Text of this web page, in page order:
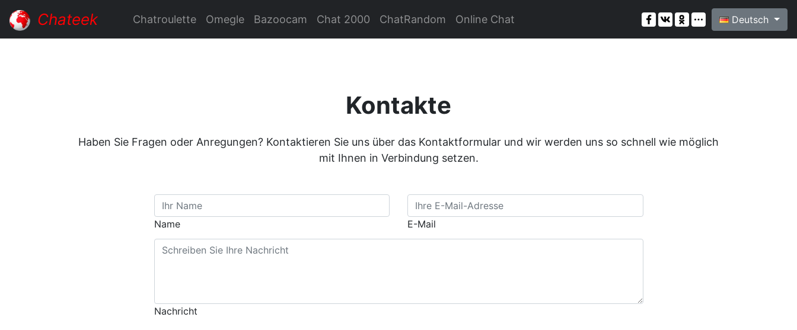
Chateek Chatroulette Omegle Bazoocam Chat 2000 ChatRandom Online Chat Deutsch
Kontakte
Haben Sie Fragen oder Anregungen? Kontaktieren Sie uns über das Kontaktformular und wir werden uns so schnell wie möglich
mit Ihnen in Verbindung setzen.
Name E-Mail
Nachricht